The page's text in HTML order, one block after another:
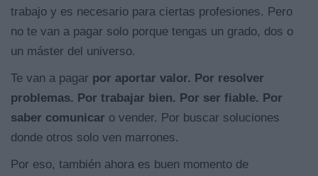
trabajo y es necesario para ciertas profesiones. Pero
no te van a pagar solo porque tengas un grado, dos o
un máster del universo.
Te van a pagar por aportar valor. Por resolver
problemas. Por trabajar bien. Por ser fiable. Por
saber comunicar o vender. Por buscar soluciones
donde otros solo ven marrones.
Por eso, también ahora es buen momento de